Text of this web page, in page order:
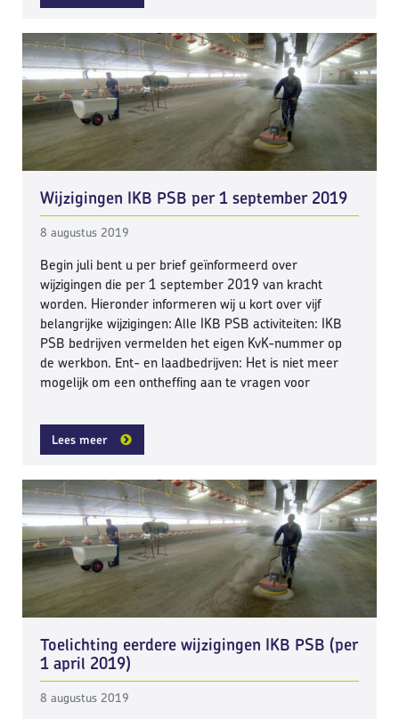
Wijzigingen IKB PSB per 1 september 2019
8 augustus 2019
Begin juli bent u per brief geïnformeerd over
wijzigingen die per 1 september 2019 van kracht
worden. Hieronder informeren wij u kort over vijf
belangrijke wijzigingen: Alle IKB PSB activiteiten: IKB
PSB bedrijven vermelden het eigen KvK-nummer op
de werkbon. Ent- en laadbedrijven: Het is niet meer
mogelijk om een ontheffing aan te vragen voor
Lees meer
Toelichting eerdere wijzigingen IKB PSB (per
1 april 2019)
8 augustus 2019